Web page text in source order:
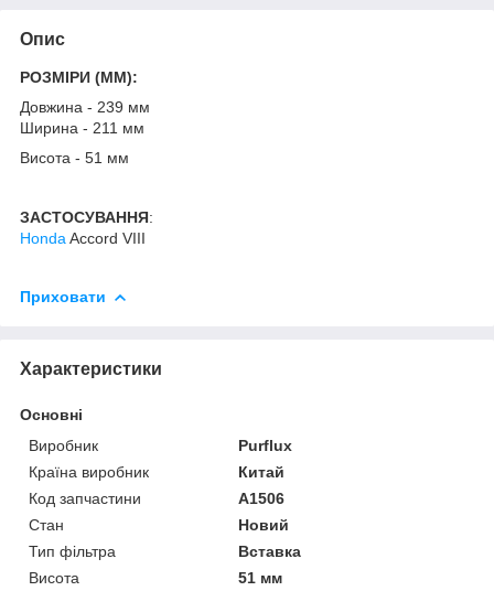
Опис
РОЗМІРИ (MM):
Довжина - 239 мм
Ширина - 211 мм
Висота - 51 мм
ЗАСТОСУВАННЯ:
Honda Accord VIII
Приховати
Характеристики
Основні
Виробник
Purflux
Країна виробник
Китай
Код запчастини
A1506
Стан
Новий
Тип фільтра
Вставка
Висота
51 мм